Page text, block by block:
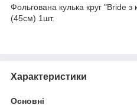
Фольгована кулька круг "Bride з
(45см) 1шт.
Характеристики
Основні